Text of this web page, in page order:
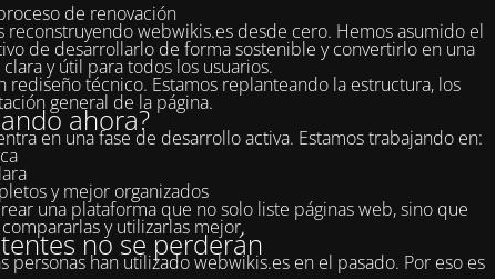
de renovación
reconstruyendo webwikis.es desde cero. Hemos asumido el
de desarrollarlo de forma sostenible y convertirlo en una
y útil para todos los usuarios.
rediseño técnico. Estamos replanteando la estructura, los
general de la página.
ahora?
en una fase de desarrollo activa. Estamos trabajando en:
y mejor organizados
una plataforma que no solo liste páginas web, sino que
y utilizarlas mejor.
no se perderán
personas han utilizado webwikis.es en el pasado. Por eso es